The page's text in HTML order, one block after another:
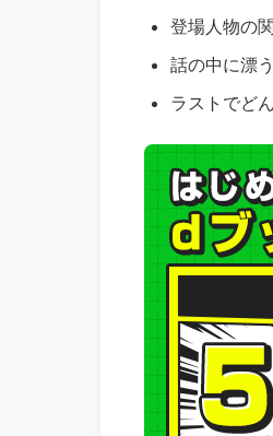
登場人物の
話の中に漂
ラストでど